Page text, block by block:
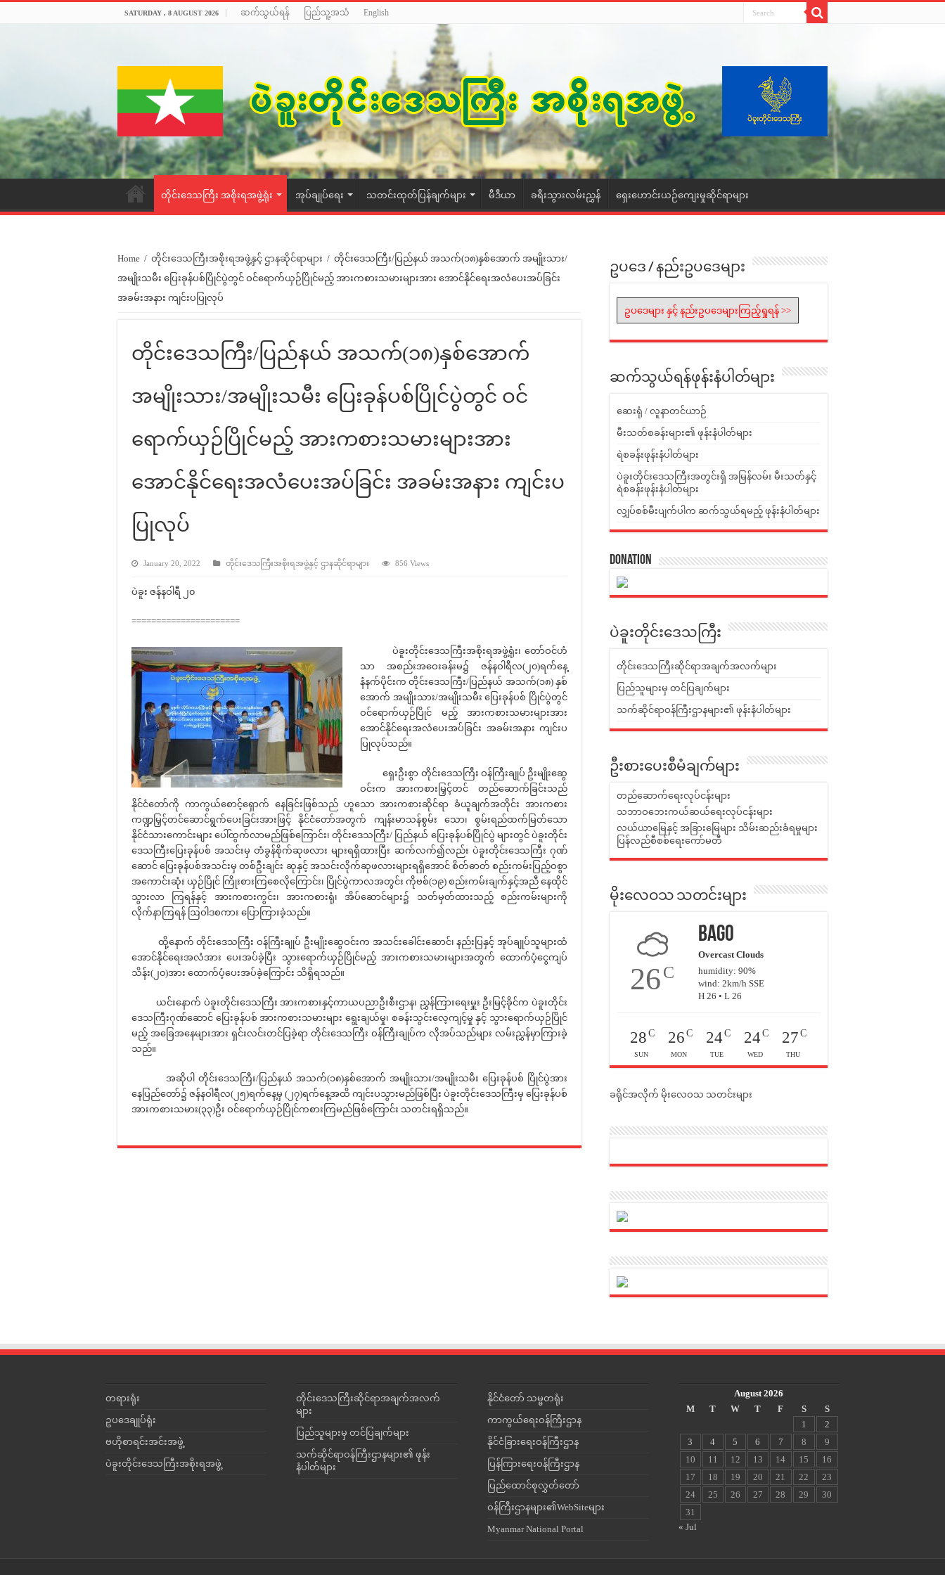
SATURDAY , 8 AUGUST 2026 ဆက်သွယ်ရန် ပြည်သူ့အသံ English
တိုင်းဒေသကြီး အစိုးရအဖွဲ့ရုံး အုပ်ချုပ်ရေး သတင်းထုတ်ပြန်ချက်များ မီဒီယာ ခရီးသွားလမ်းညွှန် ရှေးဟောင်းယဉ်ကျေးမှုဆိုင်ရာများ
Home / တိုင်းဒေသကြီးအစိုးရအဖွဲ့နှင့် ဌာနဆိုင်ရာများ / တိုင်းဒေသကြီး/ပြည်နယ် အသက်(၁၈)နှစ်အောက် အမျိုးသား/
အမျိုးသမီး ပြေးခုန်ပစ်ပြိုင်ပွဲတွင် ဝင်ရောက်ယှဉ်ပြိုင်မည့် အားကစားသမားများအား အောင်နိုင်ရေးအလံပေးအပ်ခြင်း
အခမ်းအနား ကျင်းပပြုလုပ်
တိုင်းဒေသကြီး/ပြည်နယ် အသက်(၁၈)နှစ်အောက်
အမျိုးသား/အမျိုးသမီး ပြေးခုန်ပစ်ပြိုင်ပွဲတွင် ဝင်
ရောက်ယှဉ်ပြိုင်မည့် အားကစားသမားများအား
အောင်နိုင်ရေးအလံပေးအပ်ခြင်း အခမ်းအနား ကျင်းပ
ပြုလုပ်
January 20, 2022 တိုင်းဒေသကြီးအစိုးရအဖွဲ့နှင့် ဌာနဆိုင်ရာများ 856 Views
ပဲခူး ဇန်နဝါရီ ၂၀
======================
ပဲခူးတိုင်းဒေသကြီးအစိုးရအဖွဲ့ရုံး၊ တော်ဝင်ဟံ
သာ အစည်းအဝေးခန်းမ၌ ဇန်နဝါရီလ(၂၀)ရက်နေ့
နံနက်ပိုင်းက တိုင်းဒေသကြီး/ပြည်နယ် အသက်(၁၈) နှစ်
အောက် အမျိုးသား/အမျိုးသမီး ပြေးခုန်ပစ် ပြိုင်ပွဲတွင်
ဝင်ရောက်ယှဉ်ပြိုင် မည့် အားကစားသမားများအား
အောင်နိုင်ရေးအလံပေးအပ်ခြင်း အခမ်းအနား ကျင်းပ
ပြုလုပ်သည်။
ရှေးဦးစွာ တိုင်းဒေသကြီး ဝန်ကြီးချုပ် ဦးမျိုးဆွေ
ဝင်းက အားကစားမြှင့်တင် တည်ဆောက်ခြင်းသည်
နိုင်ငံတော်ကို ကာကွယ်စောင့်ရှောက် နေခြင်းဖြစ်သည် ဟူသော အားကစားဆိုင်ရာ ခံယူချက်အတိုင်း အားကစား
ကဏ္ဍမြှင့်တင်ဆောင်ရွက်ပေးခြင်းအားဖြင့် နိုင်ငံတော်အတွက် ကျန်းမာသန်စွမ်း သော၊ စွမ်းရည်ထက်မြတ်သော
နိုင်ငံသားကောင်းများ ပေါ်ထွက်လာမည်ဖြစ်ကြောင်း၊ တိုင်းဒေသကြီး/ ပြည်နယ် ပြေးခုန်ပစ်ပြိုင်ပွဲ များတွင် ပဲခူးတိုင်း
ဒေသကြီးပြေးခုန်ပစ် အသင်းမှ တံခွန်စိုက်ဆုဖလား များရရှိထားပြီး ဆက်လက်၍လည်း ပဲခူးတိုင်းဒေသကြီး ဂုဏ်
ဆောင် ပြေးခုန်ပစ်အသင်းမှ တစ်ဦးချင်း ဆုနှင့် အသင်းလိုက်ဆုဖလားများရရှိအောင် စိတ်ဓာတ် စည်းကမ်းပြည့်ဝစွာ
အကောင်းဆုံး ယှဉ်ပြိုင် ကြိုးစားကြစေလိုကြောင်း၊ ပြိုင်ပွဲကာလအတွင်း ကိုဗစ်(၁၉) စည်းကမ်းချက်နှင့်အညီ နေထိုင်
သွားလာ ကြရန်နှင့် အားကစားကွင်း၊ အားကစားရုံ၊ အိပ်ဆောင်များ၌ သတ်မှတ်ထားသည့် စည်းကမ်းများကို
လိုက်နာကြရန် ဩဝါဒစကား ပြောကြားခဲ့သည်။
ထို့နောက် တိုင်းဒေသကြီး ဝန်ကြီးချုပ် ဦးမျိုးဆွေဝင်းက အသင်းခေါင်းဆောင်၊ နည်းပြနှင့် အုပ်ချုပ်သူများထံ
အောင်နိုင်ရေးအလံအား ပေးအပ်ခဲ့ပြီး သွားရောက်ယှဉ်ပြိုင်မည့် အားကစားသမားများအတွက် ထောက်ပံ့ငွေကျပ်
သိန်း(၂၀)အား ထောက်ပံ့ပေးအပ်ခဲ့ကြောင်း သိရှိရသည်။
ယင်းနောက် ပဲခူးတိုင်းဒေသကြီး အားကစားနှင့်ကာယပညာဦးစီးဌာန၊ ညွှန်ကြားရေးမှူး ဦးမြင့်ခိုင်က ပဲခူးတိုင်း
ဒေသကြီးဂုဏ်ဆောင် ပြေးခုန်ပစ် အားကစားသမားများ ရွေးချယ်မှု၊ စခန်းသွင်းလေ့ကျင့်မှု နှင့် သွားရောက်ယှဉ်ပြိုင်
မည့် အခြေအနေများအား ရှင်းလင်းတင်ပြခဲ့ရာ တိုင်းဒေသကြီး ဝန်ကြီးချုပ်က လိုအပ်သည်များ လမ်းညွှန်မှာကြားခဲ့
သည်။
အဆိုပါ တိုင်းဒေသကြီး/ပြည်နယ် အသက်(၁၈)နှစ်အောက် အမျိုးသား/အမျိုးသမီး ပြေးခုန်ပစ် ပြိုင်ပွဲအား
နေပြည်တော်၌ ဇန်နဝါရီလ(၂၅)ရက်နေ့မှ (၂၇)ရက်နေ့အထိ ကျင်းပသွားမည်ဖြစ်ပြီး ပဲခူးတိုင်းဒေသကြီးမှ ပြေးခုန်ပစ်
အားကစားသမား(၃၃)ဦး ဝင်ရောက်ယှဉ်ပြိုင်ကစားကြမည်ဖြစ်ကြောင်း သတင်းရရှိသည်။
ဥပဒေ / နည်းဥပဒေများ
ဥပဒေများ နှင့် နည်းဥပဒေများကြည့်ရှုရန် >>
ဆက်သွယ်ရန်ဖုန်းနံပါတ်များ
ဆေးရုံ / လူနာတင်ယာဉ်
မီးသတ်စခန်းများ၏ ဖုန်းနံပါတ်များ
ရဲစခန်းဖုန်းနံပါတ်များ
ပဲခူးတိုင်းဒေသကြီးအတွင်းရှိ အမြန်လမ်း မီးသတ်နှင့်
ရဲစခန်းဖုန်းနံပါတ်များ
လျှပ်စစ်မီးပျက်ပါက ဆက်သွယ်ရမည့် ဖုန်းနံပါတ်များ
Donation
ပဲခူးတိုင်းဒေသကြီး
တိုင်းဒေသကြီးဆိုင်ရာအချက်အလက်များ
ပြည်သူများမှ တင်ပြချက်များ
သက်ဆိုင်ရာဝန်ကြီးဌာနများ၏ ဖုန်းနံပါတ်များ
ဦးစားပေးစီမံချက်များ
တည်ဆောက်ရေးလုပ်ငန်းများ
သဘာဝဘေးကယ်ဆယ်ရေးလုပ်ငန်းများ
လယ်ယာမြေနှင့် အခြားမြေများ သိမ်းဆည်းခံရမှုများ
ပြန်လည်စီစစ်ရေးကော်မတီ
မိုးလေဝသ သတင်းများ
26C
Bago
Overcast Clouds
humidity: 90%
wind: 2km/h SSE
H 26 • L 26
28 C
SUN
26 C
MON
24C
TUE
24C
WED
27 C
THU
ခရိုင်အလိုက် မိုးလေဝသ သတင်းများ
တရားရုံး
ဥပဒေချုပ်ရုံး
ဗဟိုစာရင်းအင်းအဖွဲ့
ပဲခူးတိုင်းဒေသကြီးအစိုးရအဖွဲ့
တိုင်းဒေသကြီးဆိုင်ရာအချက်အလက်
များ
ပြည်သူများမှ တင်ပြချက်များ
သက်ဆိုင်ရာဝန်ကြီးဌာနများ၏ ဖုန်း
နံပါတ်များ
နိုင်ငံတော် သမ္မတရုံး
ကာကွယ်ရေးဝန်ကြီးဌာန
နိုင်ငံခြားရေးဝန်ကြီးဌာန
ပြန်ကြားရေးဝန်ကြီးဌာန
ပြည်ထောင်စုလွှတ်တော်
ဝန်ကြီးဌာနများ၏WebSiteများ
Myanmar National Portal
August 2026
M
T W T F S
S
1
2
3
4 5 6 7 8
9
10
11 12 13 14 15
16
17
18 19 20 21 22
23
24
25 26 27 28 29
30
31
« Jul